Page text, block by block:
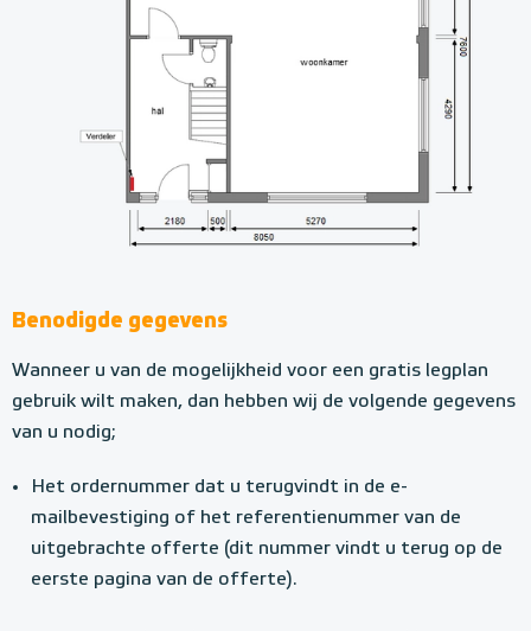
Benodigde gegevens
Wanneer u van de mogelijkheid voor een gratis legplan
gebruik wilt maken, dan hebben wij de volgende gegevens
van u nodig;
Het ordernummer dat u terugvindt in de e-
mailbevestiging of het referentienummer van de
uitgebrachte offerte (dit nummer vindt u terug op de
eerste pagina van de offerte).